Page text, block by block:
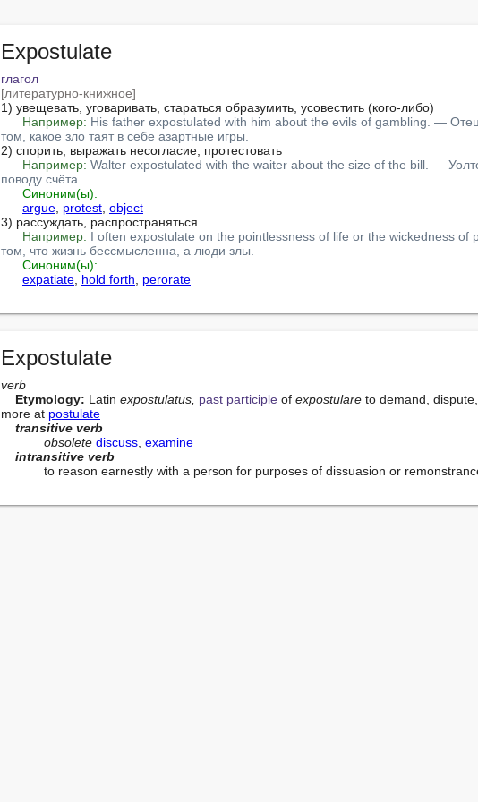
Expostulate
глагол
[литературно-книжное]
1) увещевать, уговаривать, стараться образумить, усовестить (кого-либо)
Например: His father expostulated with him about the evils of gambling. — Отец
том, какое зло таят в себе азартные игры.
2) спорить, выражать несогласие, протестовать
Например: Walter expostulated with the waiter about the size of the bill. —
поводу счёта.
Синоним(ы):
argue protest object
3) рассуждать, распространяться
Например: I often expostulate on the pointlessness of life or the wickedness
том, что жизнь бессмысленна, а люди злы.
Синоним(ы):
expatiate hold forth perorate
Expostulate
verb
Etymology: Latin expostulatus, past participle of expostulare to demand,
more at postulate
transitive verb
obsolete discuss examine
intransitive verb
to reason earnestly with a person for purposes of dissuasion or